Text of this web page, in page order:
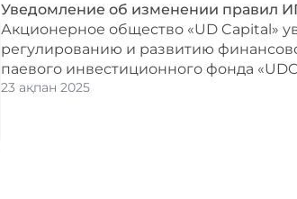
Уведомление об изменении правил
Акционерное общество «UD Capital»
регулированию и развитию
паевого инвестиционного фонда
23 ақпан 2025